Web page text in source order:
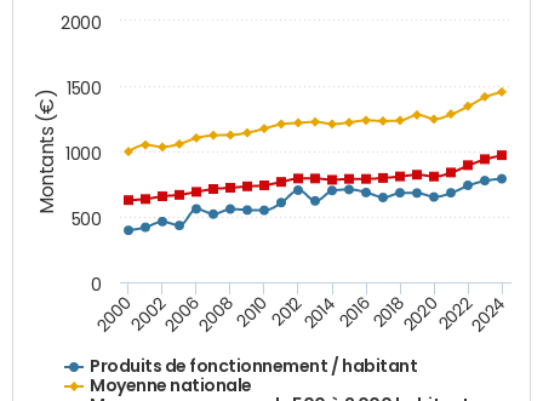
Montants (€)
Produits de fonctionnement / habitant
Moyenne nationale
200020022006200820102012201420162018202020222024
500
1000
1500
0
2000